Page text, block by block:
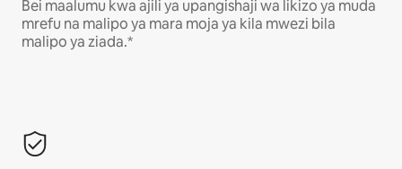
Bei maalumu kwa ajili ya upangishaji wa likizo ya muda
mrefu na malipo ya mara moja ya kila mwezi bila
malipo ya ziada.*